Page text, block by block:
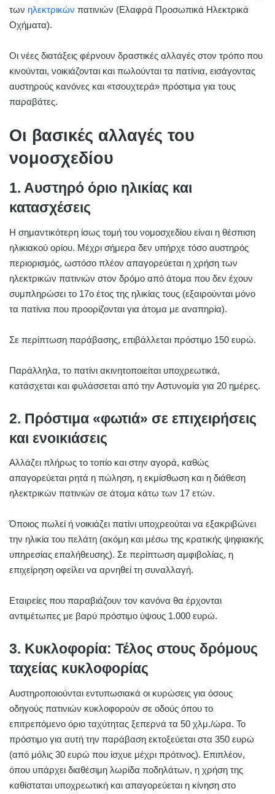
των ηλεκτρικών πατινιών (Ελαφρά Προσωπικά Ηλεκτρικά
Οχήματα).
Οι νέες διατάξεις φέρνουν δραστικές αλλαγές στον τρόπο που
κινούνται, νοικιάζονται και πωλούνται τα πατίνια, εισάγοντας
αυστηρούς κανόνες και «τσουχτερά» πρόστιμα για τους
παραβάτες.
Οι βασικές αλλαγές του
νομοσχεδίου
1. Αυστηρό όριο ηλικίας και
κατασχέσεις
Η σημαντικότερη ίσως τομή του νομοσχεδίου είναι η θέσπιση
ηλικιακού ορίου. Μέχρι σήμερα δεν υπήρχε τόσο αυστηρός
περιορισμός, ωστόσο πλέον απαγορεύεται η χρήση των
ηλεκτρικών πατινιών στον δρόμο από άτομα που δεν έχουν
συμπληρώσει το 17ο έτος της ηλικίας τους (εξαιρούνται μόνο
τα πατίνια που προορίζονται για άτομα με αναπηρία).
Σε περίπτωση παράβασης, επιβάλλεται πρόστιμο 150 ευρώ.
Παράλληλα, το πατίνι ακινητοποιείται υποχρεωτικά,
κατάσχεται και φυλάσσεται από την Αστυνομία για 20 ημέρες.
2. Πρόστιμα «φωτιά» σε επιχειρήσεις
και ενοικιάσεις
Αλλάζει πλήρως το τοπίο και στην αγορά, καθώς
απαγορεύεται ρητά η πώληση, η εκμίσθωση και η διάθεση
ηλεκτρικών πατινιών σε άτομα κάτω των 17 ετών.
Όποιος πωλεί ή νοικιάζει πατίνι υποχρεούται να εξακριβώνει
την ηλικία του πελάτη (ακόμη και μέσω της κρατικής ψηφιακής
υπηρεσίας επαλήθευσης). Σε περίπτωση αμφιβολίας, η
επιχείρηση οφείλει να αρνηθεί τη συναλλαγή.
Εταιρείες που παραβιάζουν τον κανόνα θα έρχονται
αντιμέτωπες με βαρύ πρόστιμο ύψους 1.000 ευρώ.
3. Κυκλοφορία: Τέλος στους δρόμους
ταχείας κυκλοφορίας
Αυστηροποιούνται εντυπωσιακά οι κυρώσεις για όσους
οδηγούς πατινιών κυκλοφορούν σε οδούς όπου το
επιτρεπόμενο όριο ταχύτητας ξεπερνά τα 50 χλμ./ώρα. Το
πρόστιμο για αυτή την παράβαση εκτοξεύεται στα 350 ευρώ
(από μόλις 30 ευρώ που ίσχυε μέχρι πρότινος). Επιπλέον,
όπου υπάρχει διαθέσιμη λωρίδα ποδηλάτων, η χρήση της
καθίσταται υποχρεωτική και απαγορεύεται η κίνηση στο